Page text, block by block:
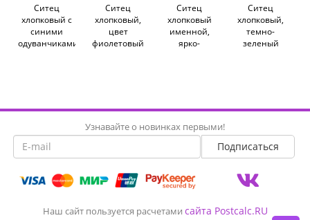
Ситец
хлопковый с
синими
одуванчиками
Ситец
хлопковый,
цвет
фиолетовый
Ситец
хлопковый
именной,
ярко-
Ситец
хлопковый,
темно-
зеленый
Узнавайте о новинках первыми!
Наш сайт пользуется расчетами сайта Postcalc.RU